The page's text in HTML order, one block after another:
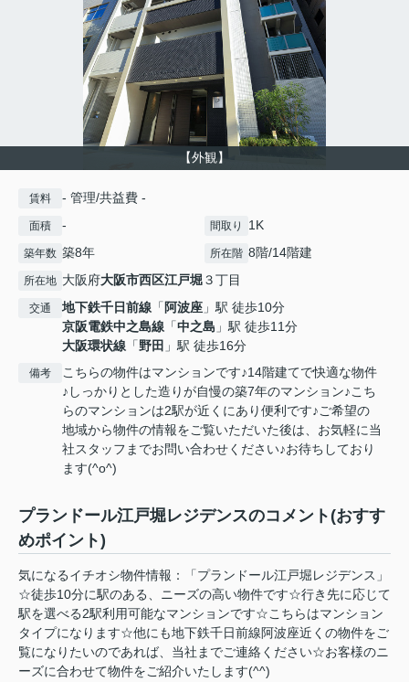
【外観】
賃料 - 管理/共益費 -
面積 - 間取り 1K
築年数 築8年 所在階 8階/14階建
所在地 大阪府大阪市西区江戸堀３丁目
交通 地下鉄千日前線 「 阿波座 」駅 徒歩10分
京阪電鉄中之島線 「中之島 」駅 徒歩11分
大阪環状線 「野田 」駅 徒歩16分
備考
こちらの物件はマンションです♪14階建てで快適な物件
♪しっかりとした造りが自慢の築7年のマンション♪こち
らのマンションは2駅が近くにあり便利です♪ご希望の
地域から物件の情報をご覧いただいた後は、お気軽に当
社スタッフまでお問い合わせください♪お待ちしており
ます(^o^)
プランドール江戸堀レジデンスのコメント(おすす
めポイント)
気になるイチオシ物件情報：「プランドール江戸堀レジデンス」
☆徒歩10分に駅のある、ニーズの高い物件です☆行き先に応じて
駅を選べる2駅利用可能なマンションです☆こちらはマンション
タイプになります☆他にも地下鉄千日前線阿波座近くの物件をご
覧になりたいのであれば、当社までご連絡ください☆お客様のニ
ーズに合わせて物件をご紹介いたします(^^)